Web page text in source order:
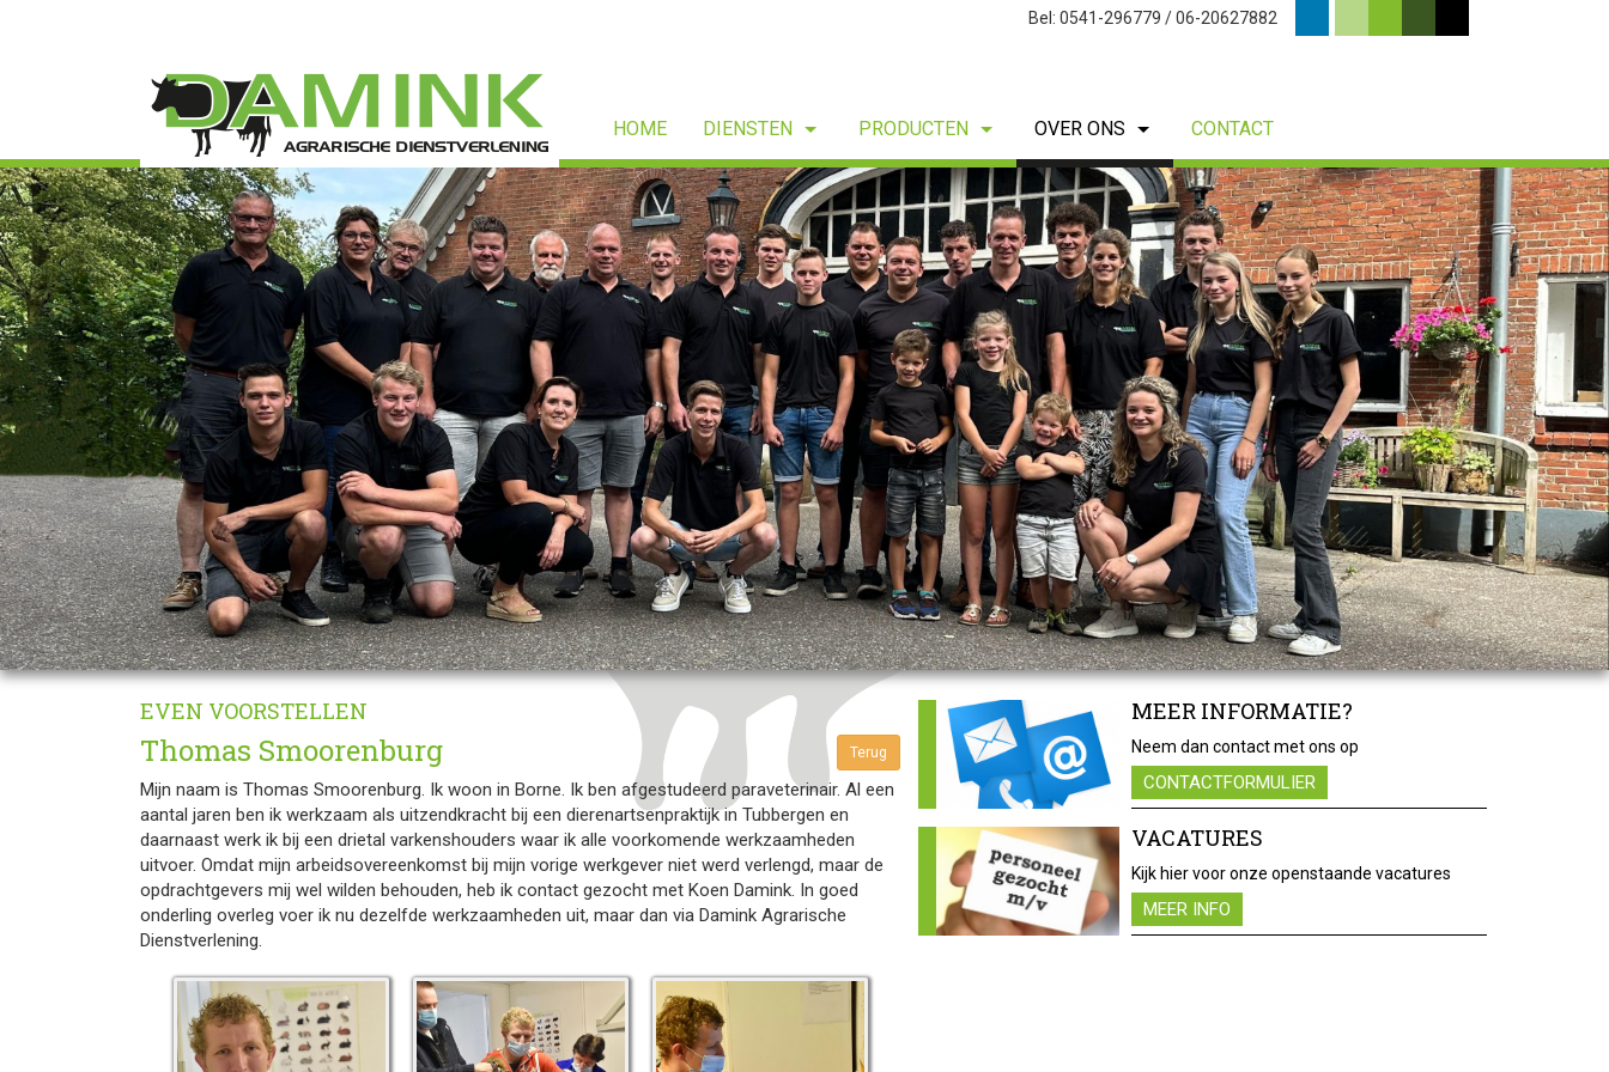
Bel: 0541-296779 / 06-20627882
HOME DIENSTEN PRODUCTEN OVER ONS CONTACT
EVEN VOORSTELLEN
Thomas Smoorenburg
Mijn naam is Thomas Smoorenburg. Ik woon in Borne. Ik ben afgestudeerd paraveterinair. Al een
aantal jaren ben ik werkzaam als uitzendkracht bij een dierenartsenpraktijk in Tubbergen en
daarnaast werk ik bij een drietal varkenshouders waar ik alle voorkomende werkzaamheden
uitvoer. Omdat mijn arbeidsovereenkomst bij mijn vorige werkgever niet werd verlengd, maar de
opdrachtgevers mij wel wilden behouden, heb ik contact gezocht met Koen Damink. In goed
onderling overleg voer ik nu dezelfde werkzaamheden uit, maar dan via Damink Agrarische
Dienstverlening.
MEER INFORMATIE?
Neem dan contact met ons op
CONTACTFORMULIER
VACATURES
Kijk hier voor onze openstaande vacatures
MEER INFO